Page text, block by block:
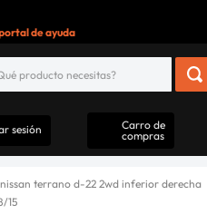
de ayuda
Iniciar sesión
Carro de
compras
terrano d-22 2wd inferior derecha
15